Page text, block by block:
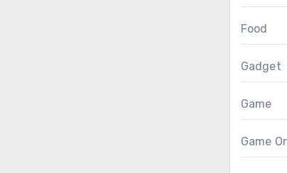
Food
Gadget
Game
Game